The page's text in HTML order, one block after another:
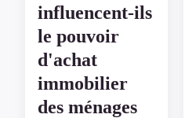
influencent-ils
le pouvoir
d'achat
immobilier
des ménages